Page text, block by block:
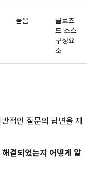
높음
클로즈
드 소스
구성요
소
적인 질문의 답변을 제
결되었는지 어떻게 알